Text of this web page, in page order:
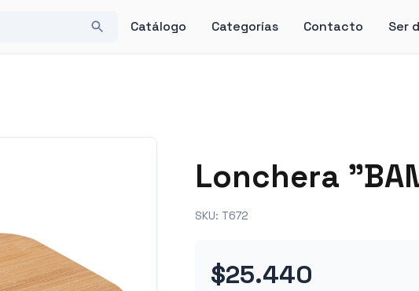
Catálogo Categorías Contacto Ser
Lonchera
SKU: T672
$25.440